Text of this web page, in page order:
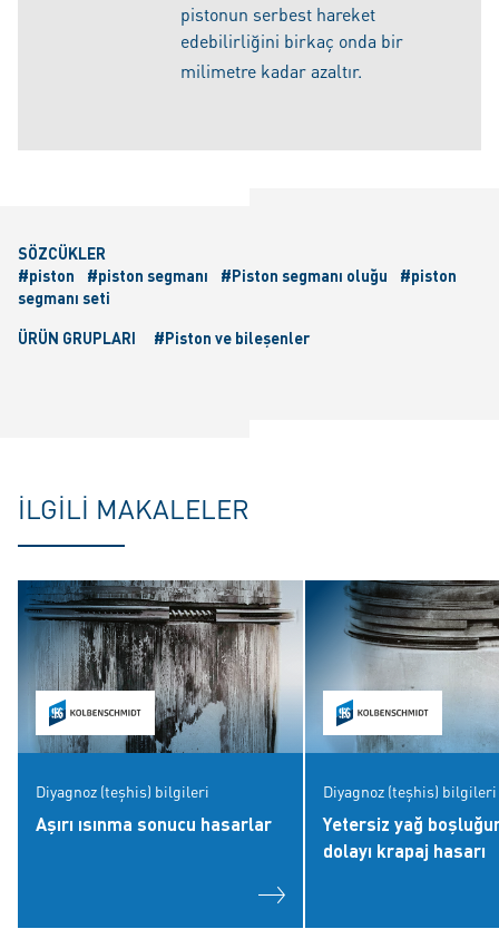
pistonun serbest hareket
edebilirliğini birkaç onda bir
milimetre kadar azaltır.
SÖZCÜKLER
#piston
#piston segmanı #Piston segmanı oluğu
#piston
segmanı seti
ÜRÜN GRUPLARI
#Piston ve bileşenler
İLGILI MAKALELER
Diyagnoz (teşhis) bilgileri
Aşırı ısınma sonucu hasarlar
Diyagnoz (teşhis) bilgileri
Yetersiz yağ
dolayı krapaj hasarı